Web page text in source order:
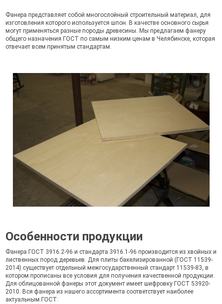
Фанера представляет собой многослойный строительный материал, для
изготовления которого используется шпон. В качестве основного сырья
могут применяться разные породы древесины. Мы предлагаем фанеру
общего назначения ГОСТ по самым низким ценам в Челябинске, которая
отвечает всем принятым стандартам.
Особенности продукции
Фанера ГОСТ 3916.2-96 и стандарта 3916.1-96 производится из хвойных и
лиственных пород деревьев. Для плиты бакелизированной (ГОСТ 11539-
2014) существует отдельный межгосударственный стандарт 11539-83, в
котором прописаны все условия для получения качественной продукции.
Для облицованной фанеры этот документ имеет шифровку ГОСТ 53920-
2010. Вся фанера из нашего ассортимента соответствует наиболее
актуальным ГОСТ: